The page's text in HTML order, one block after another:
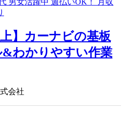
上】カーナビの基板
わかりやすい作業
会社